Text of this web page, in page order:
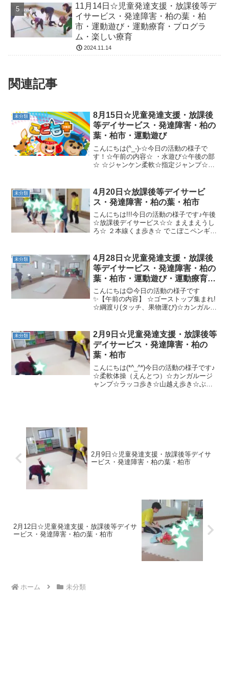
11月14日☆児童発達支援・放課後等デ
イサービス・発達障害・柏の葉・柏
市・運動遊び・運動療育・プログラ
ム・楽しい療育
2024.11.14
関連記事
未分類
8月15日☆児童発達支援・放課後
等デイサービス・発達障害・柏の
葉・柏市・運動遊び
こんにちは(^_-)-☆今日の活動の様子で
す！☆午前の内容☆ ・水遊び☆午後の部
☆ ☆ジャンケン柔軟☆指定ジャンプ☆い
しょうね（●＾o＾●）
未分類
4月20日☆放課後等デイサービ
ス・発達障害・柏の葉・柏市
こんにちは!!!今日の活動の様子です♪午後
☆放課後デイサービス☆☆ まえまえうし
ろ☆ ２本線くま歩き☆ でこぼこペンギン
未分類
4月28日☆児童発達支援・放課後
等デイサービス・発達障害・柏の
葉・柏市・運動遊び・運動療育・
プログラム・楽しい療育
こんにちは😊今日の活動の様子です
✨【午前の内容】 ☆ゴーストップ集まれ!
☆綱渡り(タッチ、果物運び)☆カンガルー
【午後の内容】 ☆二人組柔軟・くぐって
ジャンプ☆ゴムひも...
未分類
2月9日☆児童発達支援・放課後等
デイサービス・発達障害・柏の
葉・柏市
こんにちは(*^_^*)今日の活動の様子です♪
☆柔軟体操（えんとつ）☆カンガルージ
ャンプ☆ラッコ歩き☆山越え歩き☆ぶた
2月9日☆児童発達支援・放課後等デイサ
ービス・発達障害・柏の葉・柏市
2月12日☆児童発達支援・放課後等デイサ
ービス・発達障害・柏の葉・柏市
ホーム 未分類